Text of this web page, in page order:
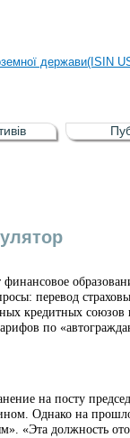
(РФР) включена
держави(ISIN
державних
(РФР) включена
перевод
кредитных
по
на посту
Однако на
«Эта должность